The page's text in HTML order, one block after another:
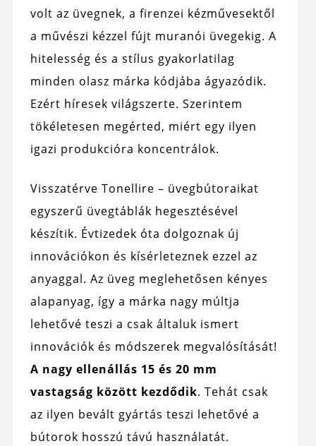
volt az üvegnek, a firenzei kézművesektől
a művészi kézzel fújt muranói üvegekig. A
hitelesség és a stílus gyakorlatilag
minden olasz márka kódjába ágyazódik.
Ezért híresek világszerte. Szerintem
tökéletesen megérted, miért egy ilyen
igazi produkcióra koncentrálok.
Visszatérve Tonellire – üvegbútoraikat
egyszerű üvegtáblák hegesztésével
készítik. Évtizedek óta dolgoznak új
innovációkon és kísérleteznek ezzel az
anyaggal. Az üveg meglehetősen kényes
alapanyag, így a márka nagy múltja
lehetővé teszi a csak általuk ismert
innovációk és módszerek megvalósítását!
A nagy ellenállás 15 és 20 mm
vastagság között kezdődik. Tehát csak
az ilyen bevált gyártás teszi lehetővé a
bútorok hosszú távú használatát.